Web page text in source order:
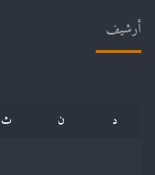
أرشيف
د
ن ث